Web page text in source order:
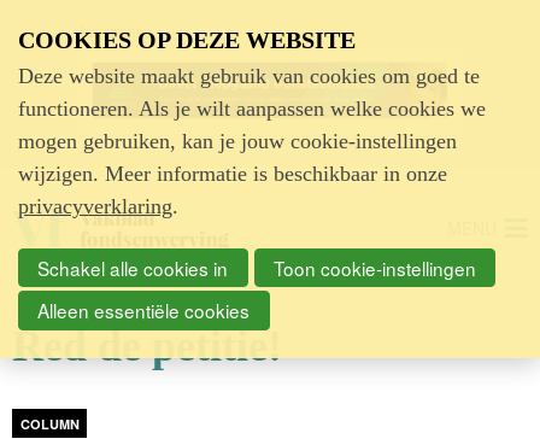
Advertentie
Red de petitie!
COLUMN
COOKIES OP DEZE WEBSITE
Deze website maakt gebruik van cookies om goed te
functioneren. Als je wilt aanpassen welke cookies we
mogen gebruiken, kan je jouw cookie-instellingen
wijzigen. Meer informatie is beschikbaar in onze
privacyverklaring.
Schakel alle cookies in
Toon cookie-instellingen
Alleen essentiële cookies